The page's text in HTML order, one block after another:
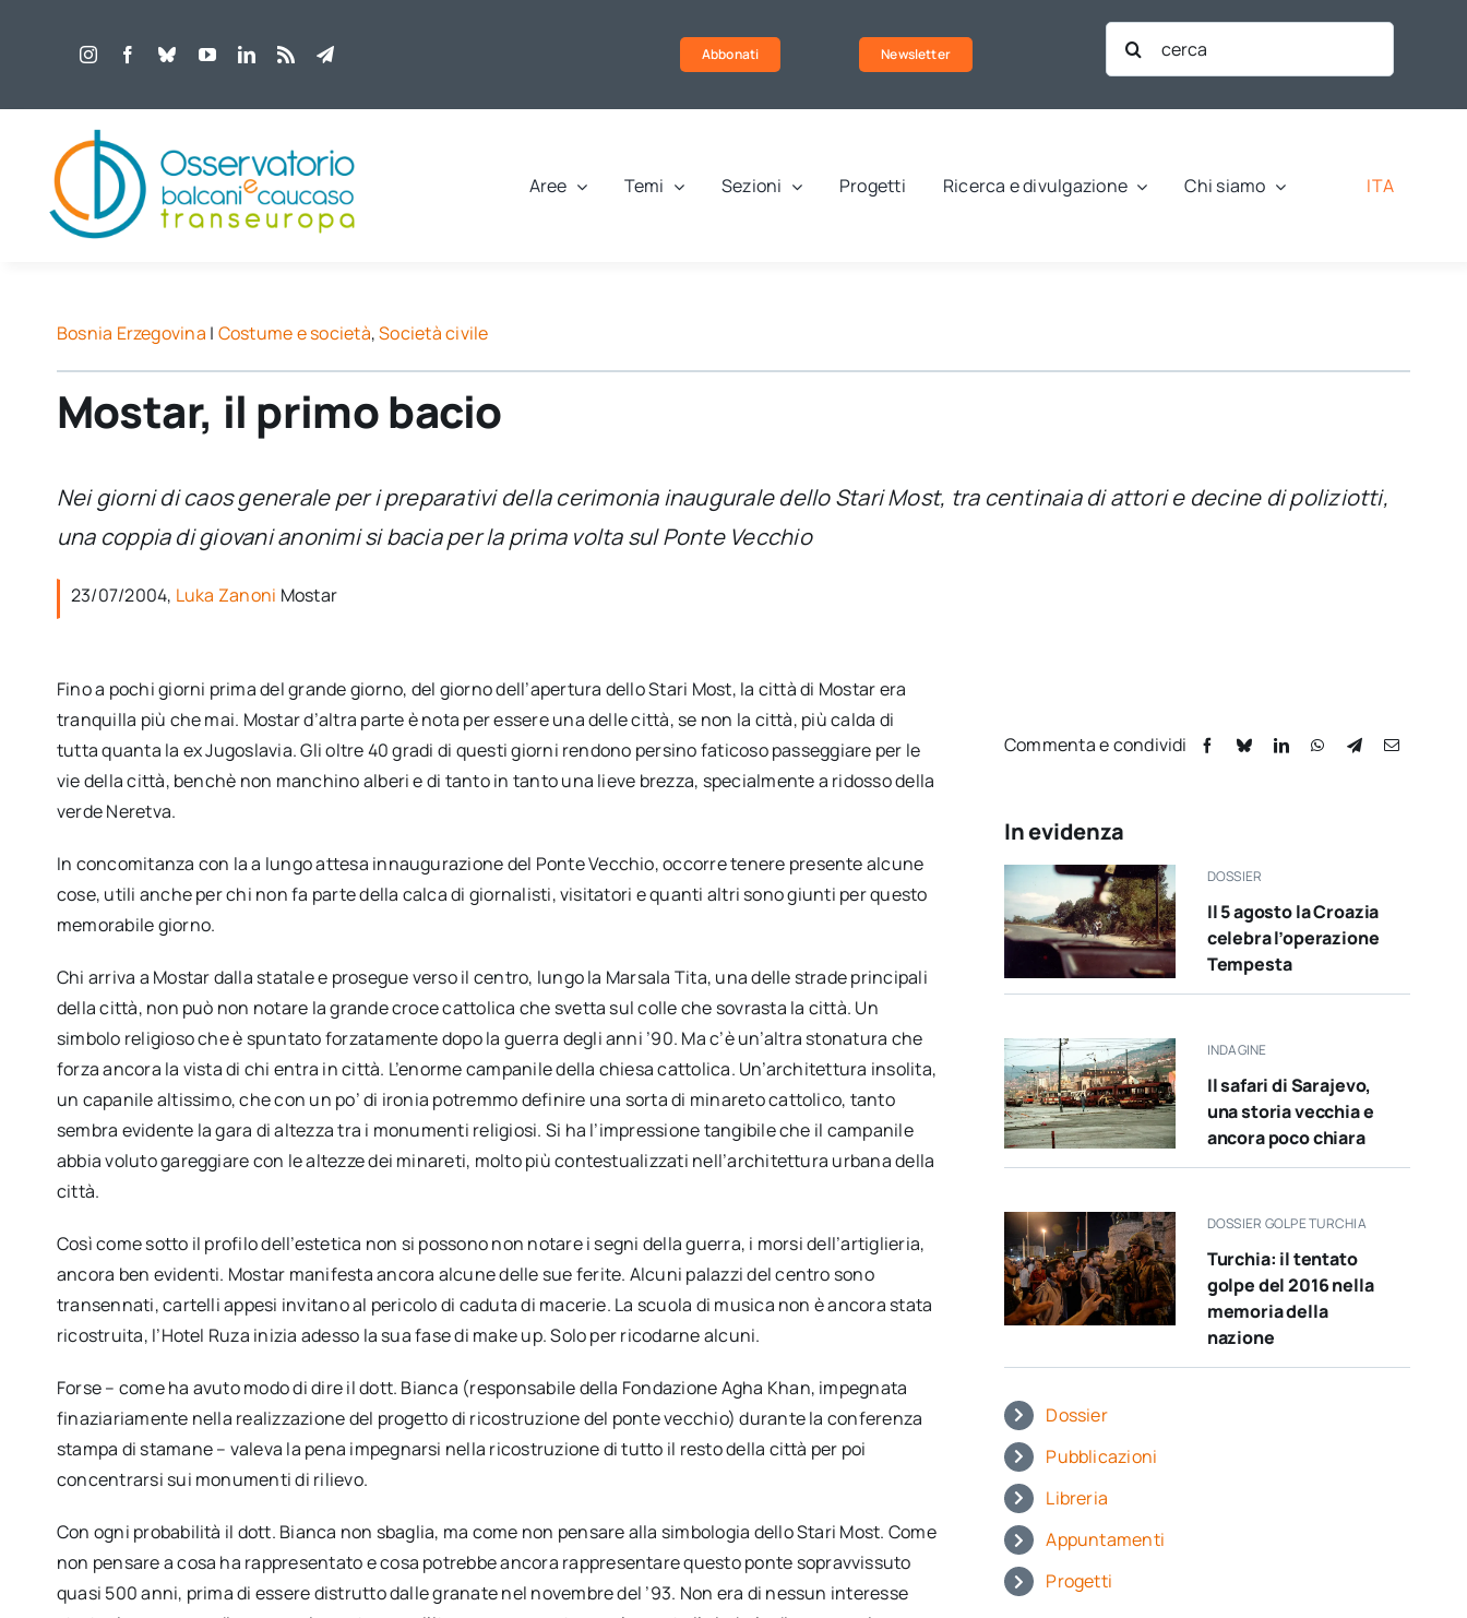
Abbonati Newsletter
Cerca
per:
Aree Temi Sezioni Progetti Ricerca e divulgazione Chi siamo ITA
Bosnia Erzegovina | Costume e società,Società civile
Mostar, il primo bacio
Nei giorni di caos generale per i preparativi della cerimonia inaugurale dello Stari Most, tra centinaia di attori e decine di poliziotti,
una coppia di giovani anonimi si bacia per la prima volta sul Ponte Vecchio
23/07/2004, Luka Zanoni Mostar
Fino a pochi giorni prima del grande giorno, del giorno dell’apertura dello Stari Most, la città di Mostar era
tranquilla più che mai. Mostar d’altra parte è nota per essere una delle città, se non la città, più calda di
tutta quanta la ex Jugoslavia. Gli oltre 40 gradi di questi giorni rendono persino faticoso passeggiare per le
vie della città, benchè non manchino alberi e di tanto in tanto una lieve brezza, specialmente a ridosso della
verde Neretva.
In concomitanza con la a lungo attesa innaugurazione del Ponte Vecchio, occorre tenere presente alcune
cose, utili anche per chi non fa parte della calca di giornalisti, visitatori e quanti altri sono giunti per questo
memorabile giorno.
Chi arriva a Mostar dalla statale e prosegue verso il centro, lungo la Marsala Tita, una delle strade principali
della città, non può non notare la grande croce cattolica che svetta sul colle che sovrasta la città. Un
simbolo religioso che è spuntato forzatamente dopo la guerra degli anni ’90. Ma c’è un’altra stonatura che
forza ancora la vista di chi entra in città. L’enorme campanile della chiesa cattolica. Un’architettura insolita,
un capanile altissimo, che con un po’ di ironia potremmo definire una sorta di minareto cattolico, tanto
sembra evidente la gara di altezza tra i monumenti religiosi. Si ha l’impressione tangibile che il campanile
abbia voluto gareggiare con le altezze dei minareti, molto più contestualizzati nell’architettura urbana della
città.
Così come sotto il profilo dell’estetica non si possono non notare i segni della guerra, i morsi dell’artiglieria,
ancora ben evidenti. Mostar manifesta ancora alcune delle sue ferite. Alcuni palazzi del centro sono
transennati, cartelli appesi invitano al pericolo di caduta di macerie. La scuola di musica non è ancora stata
ricostruita, l’Hotel Ruza inizia adesso la sua fase di make up. Solo per ricodarne alcuni.
Forse – come ha avuto modo di dire il dott. Bianca (responsabile della Fondazione Agha Khan, impegnata
finaziariamente nella realizzazione del progetto di ricostruzione del ponte vecchio) durante la conferenza
stampa di stamane – valeva la pena impegnarsi nella ricostruzione di tutto il resto della città per poi
concentrarsi sui monumenti di rilievo.
Con ogni probabilità il dott. Bianca non sbaglia, ma come non pensare alla simbologia dello Stari Most. Come
non pensare a cosa ha rappresentato e cosa potrebbe ancora rappresentare questo ponte sopravvissuto
quasi 500 anni, prima di essere distrutto dalle granate nel novembre del ’93. Non era di nessun interesse
Commenta e condividi
In evidenza
DOSSIER
Il 5 agosto la Croazia
celebra l’operazione
Tempesta
INDAGINE
Il safari di Sarajevo,
una storia vecchia e
ancora poco chiara
DOSSIER GOLPE TURCHIA
Turchia: il tentato
golpe del 2016 nella
memoria della
nazione
Dossier
Pubblicazioni
Libreria
Appuntamenti
Progetti